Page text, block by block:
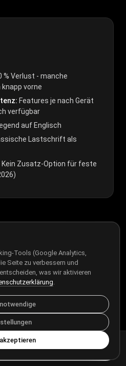
% Verlust - manche
vorne
Features je nach Gerät
verfügbar
auf Englisch
Lastschrift als
Kein Zusatz-Option für feste
lohnt sich
2026?
2026 als echter Preis-
kombiniert starke
No-Log-Policy,
unbegrenzten Geräten.
sichere Nutzung in
Tools (Google Analytics,
Seite zu verbessern und
was wir aktivieren
.